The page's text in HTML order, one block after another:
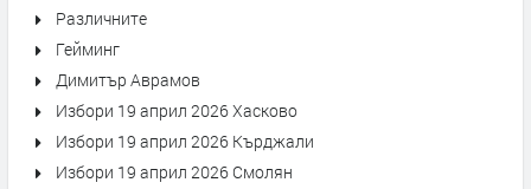
Различните
Гейминг
Димитър Аврамов
Избори 19 април 2026 Хасково
Избори 19 април 2026 Кърджали
Избори 19 април 2026 Смолян